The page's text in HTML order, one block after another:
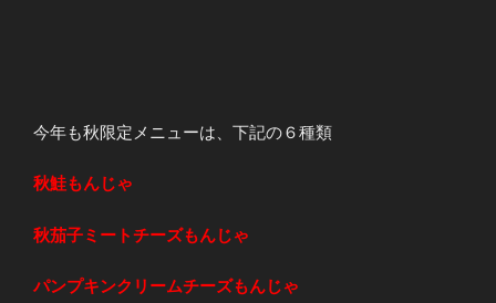
今年も秋限定メニューは、下記の６種類
秋鮭もんじゃ
秋茄子ミートチーズもんじゃ
パンプキンクリームチーズもんじゃ